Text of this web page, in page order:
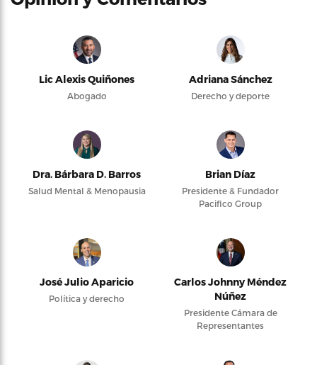
Lic Alexis Quiñones
Abogado
Adriana Sánchez
Derecho y deporte
Dra. Bárbara D. Barros
Salud Mental & Menopausia
Brian Díaz
Presidente & Fundador
Pacifico Group
José Julio Aparicio
Política y derecho
Carlos Johnny Méndez
Núñez
Presidente Cámara de
Representantes